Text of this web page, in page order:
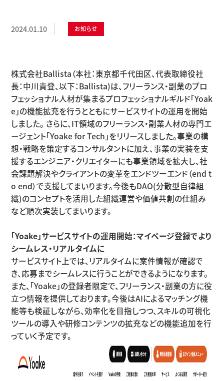
2024.01.10 お知らせ
株式会社Ballista（本社：東京都千代田区、代表取締役社
長：中川貴登、以下：Ballista)は、フリーランス・副業のプロ
フェッショナル人材が集まるプロフェッショナルギルド「Yoak
e」の機能拡充を行うとともにサービスサイトの運用を開始
しました。 さらに、IT領域のフリーランス・副業人材の専門エ
ージェント「Yoake for Tech」をリリースしました。事業の構
想・戦略を策定するコンサルタントに加え、事業の実装を支
援するエンジニア・クリエイターにも事業領域を拡大し、社
会課題解決やクライアントの変革をエンドツーエンド（end t
o end）で支援してまいります。今後もDAO(分散型自律組
織)のコンセプトを活用した組織運営や価値共創の仕組み
など順次実装してまいります。
「Yoake」サービスサイトの運用開始：マイページ登録でより
シームレス・リアルタイムに
サービスサイト上では、リアルタイムに案件情報が確認で
き、応募までシームレスに行うことができるようになります。
また、「Yoake」の登録者限定で、フリーランス・副業の方に役
立つ情報を提供しております。今後はAIによるマッチング機
能等も検証しながら、効率化を目指しつつ、スキルの可視化
ツールの導入や研修コンテンツの拡充などの機能追加を行
っていく予定です。